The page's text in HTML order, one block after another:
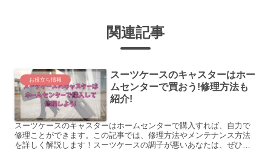
関連記事
お役立ち情報
スーツケースのキャスターはホー
ムセンターで買おう!修理方法も
紹介!
スーツケースのキャスターはホームセンターで購入すれば、自力で
修理ことができます。この記事では、修理方法やメンテナンス方法
を詳しく解説します！スーツケースの調子が悪いあなたは、ぜひ読